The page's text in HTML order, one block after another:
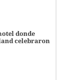
donde
celebraron